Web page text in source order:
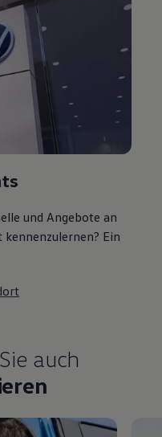
und Angebote an
Ein
auch